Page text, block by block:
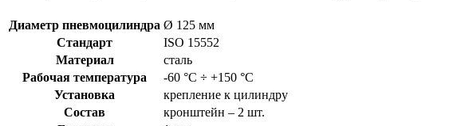
Диаметр пневмоцилиндра Ø 125 мм
Стандарт
ISO 15552
Материал
сталь
Рабочая температура
-60 °C ÷ +150 °C
Установка
крепление к цилиндру
Состав
кронштейн – 2 шт.